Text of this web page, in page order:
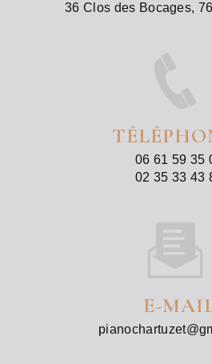
36 Clos des Bocages,
06 61 59 35
02 35 33 43
E-